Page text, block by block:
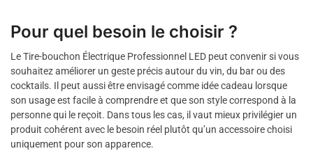
Pour quel besoin le choisir ?
Le Tire-bouchon Électrique Professionnel LED peut convenir si vous
souhaitez améliorer un geste précis autour du vin, du bar ou des
cocktails. Il peut aussi être envisagé comme idée cadeau lorsque
son usage est facile à comprendre et que son style correspond à la
personne qui le reçoit. Dans tous les cas, il vaut mieux privilégier un
produit cohérent avec le besoin réel plutôt qu’un accessoire choisi
uniquement pour son apparence.